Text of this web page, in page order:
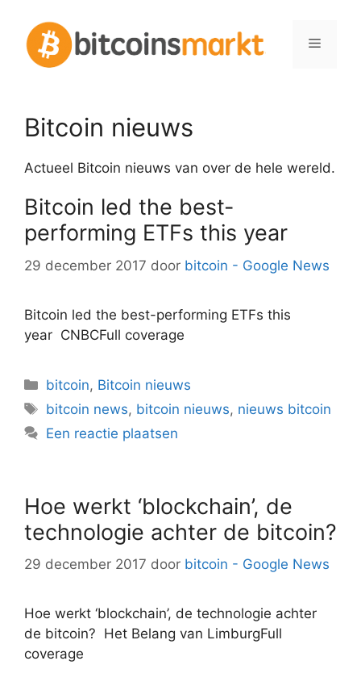
inhoud
Menu
Bitcoin nieuws
Actueel Bitcoin nieuws van over de hele wereld.
Bitcoin led the best-
performing ETFs this year
29 december 2017 door bitcoin - Google News
Bitcoin led the best-performing ETFs this
year CNBCFull coverage
Categorieën
bitcoin, Bitcoin nieuws
Tags
bitcoin news, bitcoin nieuws, nieuws bitcoin
Een reactie plaatsen
Hoe werkt ‘blockchain’, de
technologie achter de bitcoin?
29 december 2017 door bitcoin - Google News
Hoe werkt ‘blockchain’, de technologie achter
de bitcoin? Het Belang van LimburgFull
coverage